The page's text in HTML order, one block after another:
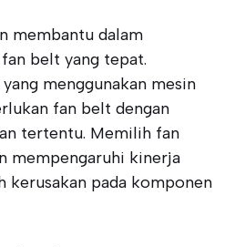
membantu dalam
belt yang tepat.
menggunakan mesin
fan belt dengan
tertentu. Memilih fan
mempengaruhi kinerja
kerusakan pada komponen